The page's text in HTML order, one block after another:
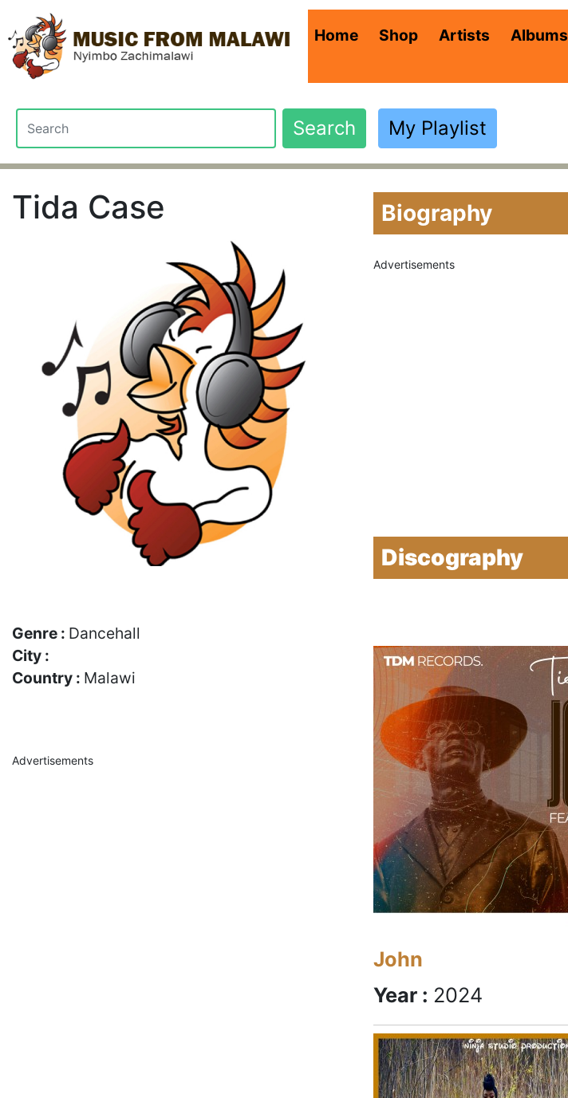
Home(current)
Shop Artists Albums
Search My Playlist
Tida Case
Genre : Dancehall
City :
Country : Malawi
Advertisements
Biography
Advertisements
Discography
John
Year : 2024